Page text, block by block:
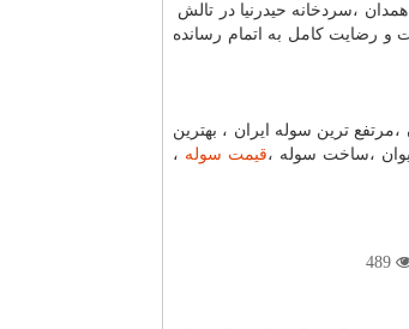
،سردخانه حیدرنیا در تالش
رضایت کامل به اتمام رسانده
ترین سوله ایران ، بهترین
،ساخت سوله ،قیمت سوله ،
489